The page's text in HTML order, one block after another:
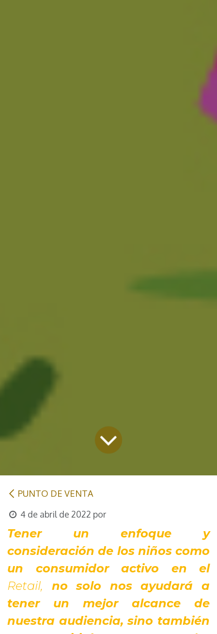
PUNTO DE VENTA
4 de abril de 2022 por
Tener un enfoque y
consideración de los niños como
un consumidor activo en el
Retail, no solo nos ayudará a
tener un mejor alcance de
nuestra audiencia, sino también